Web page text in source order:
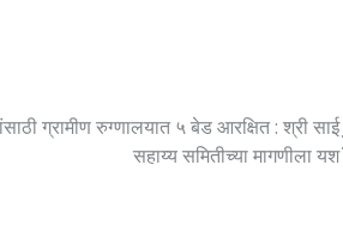
ग्रामीण रुग्णालयात ५ बेड आरक्षित : श्री साई
सहाय्य समितीच्या मागणीला यश